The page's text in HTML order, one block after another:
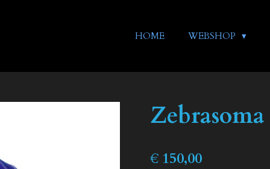
HOME WEBSHOP
€ 150,00